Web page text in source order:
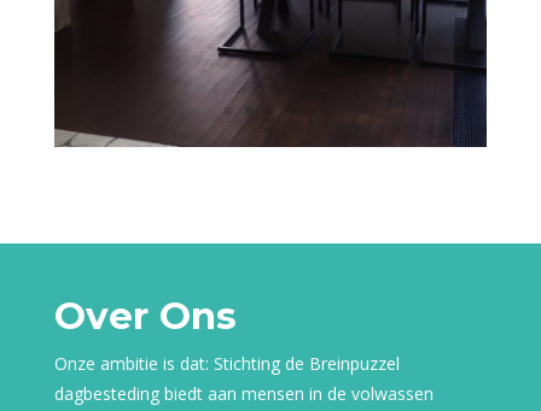
Over Ons
Onze ambitie is dat: Stichting de Breinpuzzel
dagbesteding biedt aan mensen in de volwassen